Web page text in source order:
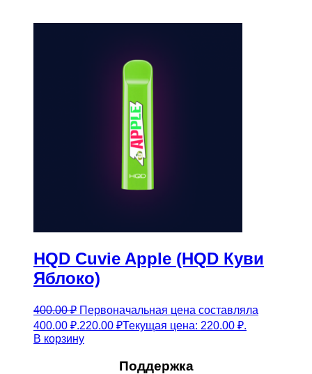
HQD Cuvie Apple (HQD Куви
Яблоко)
400.00₽ Первоначальная цена составляла
400.00 ₽.220.00 ₽Текущая цена: 220.00 ₽.
В корзину
Поддержка